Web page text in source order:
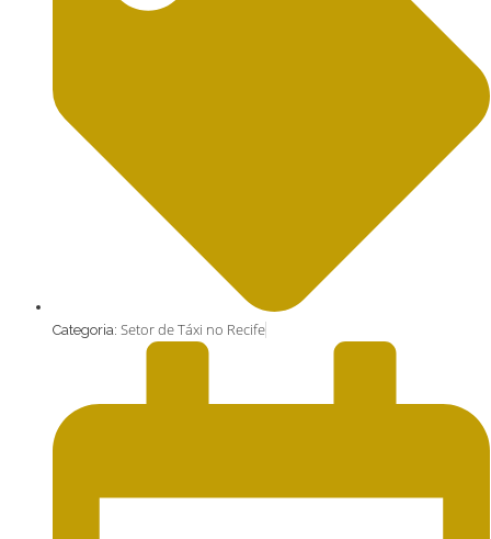
Categoria: Setor de Táxi no Recife